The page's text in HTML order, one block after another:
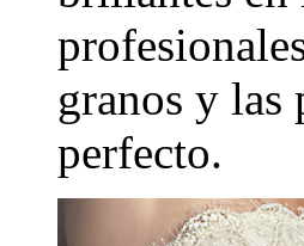
granos y las
perfecto.